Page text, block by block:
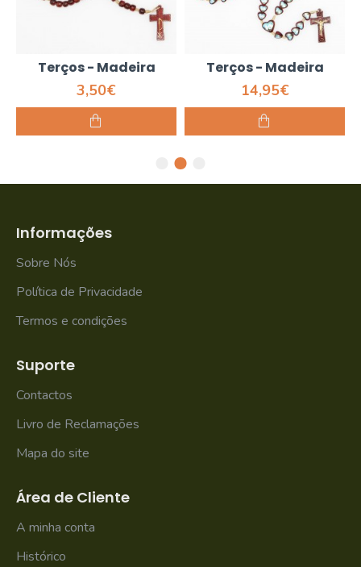
Terços - Madeira
3,50€
Terços - Madeira
14,95€
Informações
Sobre Nós
Política de Privacidade
Termos e condições
Suporte
Contactos
Livro de Reclamações
Mapa do site
Área de Cliente
A minha conta
Histórico